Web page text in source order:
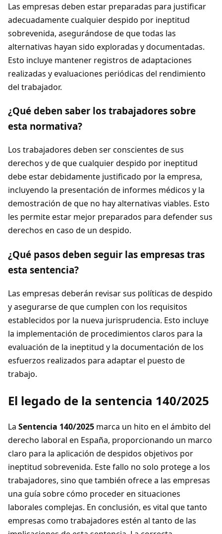
Las empresas deben estar preparadas para justificar
adecuadamente cualquier despido por ineptitud
sobrevenida, asegurándose de que todas las
alternativas hayan sido exploradas y documentadas.
Esto incluye mantener registros de adaptaciones
realizadas y evaluaciones periódicas del rendimiento
del trabajador.
¿Qué deben saber los trabajadores sobre
esta normativa?
Los trabajadores deben ser conscientes de sus
derechos y de que cualquier despido por ineptitud
debe estar debidamente justificado por la empresa,
incluyendo la presentación de informes médicos y la
demostración de que no hay alternativas viables. Esto
les permite estar mejor preparados para defender sus
derechos en caso de un despido.
¿Qué pasos deben seguir las empresas tras
esta sentencia?
Las empresas deberán revisar sus políticas de despido
y asegurarse de que cumplen con los requisitos
establecidos por la nueva jurisprudencia. Esto incluye
la implementación de procedimientos claros para la
evaluación de la ineptitud y la documentación de los
esfuerzos realizados para adaptar el puesto de
trabajo.
El legado de la sentencia 140/2025
La Sentencia 140/2025 marca un hito en el ámbito del
derecho laboral en España, proporcionando un marco
claro para la aplicación de despidos objetivos por
ineptitud sobrevenida. Este fallo no solo protege a los
trabajadores, sino que también ofrece a las empresas
una guía sobre cómo proceder en situaciones
laborales complejas. En conclusión, es vital que tanto
empresas como trabajadores estén al tanto de las